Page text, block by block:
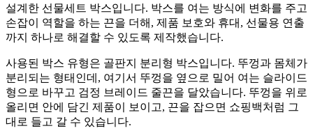
설계한 선물세트 박스입니다. 박스를 여는 방식에 변화를 주고
손잡이 역할을 하는 끈을 더해, 제품 보호와 휴대, 선물용 연출
까지 하나로 해결할 수 있도록 제작했습니다.
사용된 박스 유형은 골판지 분리형 박스입니다. 뚜껑과 몸체가
분리되는 형태인데, 여기서 뚜껑을 옆으로 밀어 여는 슬라이드
형으로 바꾸고 검정 브레이드 줄끈을 달았습니다. 뚜껑을 위로
올리면 안에 담긴 제품이 보이고, 끈을 잡으면 쇼핑백처럼 그
대로 들고 갈 수 있습니다.